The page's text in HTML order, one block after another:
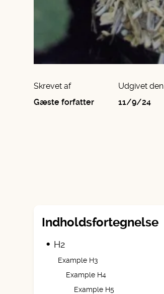
Skrevet af
Gæste forfatter
Udgivet den
11/9/24
Indholdsfortegnelse
• H2
Example H3
Example H4
Example H5